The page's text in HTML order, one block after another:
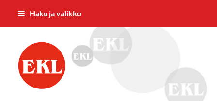
Siirry
Haku ja valikko
Nummelan Eläkkeensaajat ry